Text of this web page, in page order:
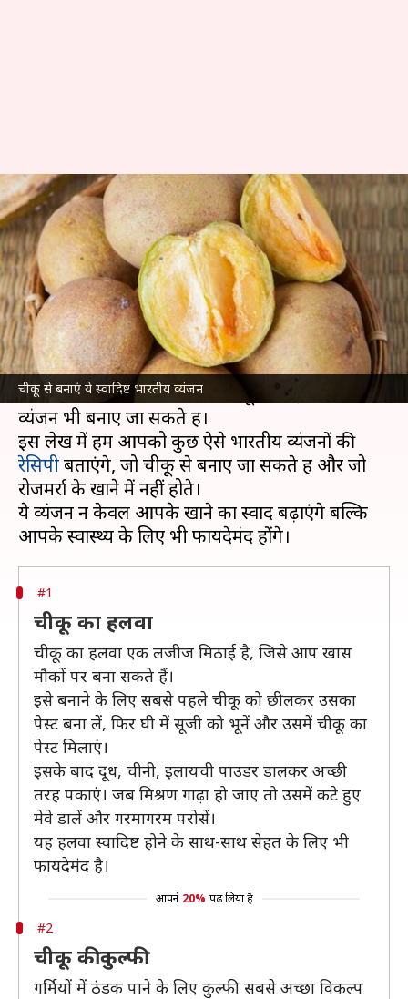
चीकू से बनाएं ये स्वादिष्ट भारतीय व्यंजन
चीकू से बनाकर खाएं ये स्वादिष्ट
भारतीय व्यंजन, आसान है रेसिपी
लेखन Oct 15, 2024 10:41 pm
क्या है खबर?
चीकू एक मीठा और पौष्टिक फल है, जिसे आमतौर पर
ऐसे ही खाया जाता है।
हालांकि, क्या आप जानते हैं कि चीकू से कई स्वादिष्ट
व्यंजन भी बनाए जा सकते हैं।
इस लेख में हम आपको कुछ ऐसे भारतीय व्यंजनों की
रेसिपीबताएंगे, जो चीकू से बनाए जा सकते हैं और जो
रोजमर्रा के खाने में नहीं होते।
ये व्यंजन न केवल आपके खाने का स्वाद बढ़ाएंगे बल्कि
#1
चीकू का हलवा
चीकू का हलवा एक लजीज मिठाई है, जिसे आप खास
मौकों पर बना सकते हैं।
इसे बनाने के लिए सबसे पहले चीकू को छीलकर उसका
पेस्ट बना लें, फिर घी में सूजी को भूनें और उसमें चीकू का
पेस्ट मिलाएं।
इसके बाद दूध, चीनी, इलायची पाउडर डालकर अच्छी
तरह पकाएं। जब मिश्रण गाढ़ा हो जाए तो उसमें कटे हुए
मेवे डालें और गरमागरम परोसें।
यह हलवा स्वादिष्ट होने के साथ-साथ सेहत के लिए भी
फायदेमंद है।
आपने 20% पढ़ लिया है
#2
चीकू की कुल्फी
गर्मियों में ठंडक पाने के लिए कुल्फी सबसे अच्छा विकल्प